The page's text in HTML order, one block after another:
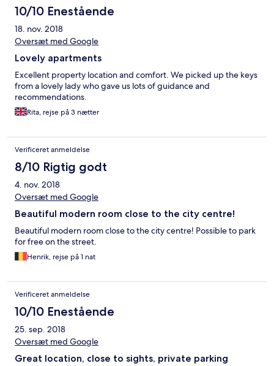
10/10 Enestående
18. nov. 2018
Oversæt med Google
Lovely apartments
Excellent property location and comfort. We picked up the keys
from a lovely lady who gave us lots of guidance and
recommendations.
Rita, rejse på 3 nætter
Verificeret anmeldelse
8/10 Rigtig godt
4. nov. 2018
Oversæt med Google
Beautiful modern room close to the city centre!
Beautiful modern room close to the city centre! Possible to park
for free on the street.
Henrik, rejse på 1 nat
Verificeret anmeldelse
10/10 Enestående
25. sep. 2018
Oversæt med Google
Great location, close to sights, private parking